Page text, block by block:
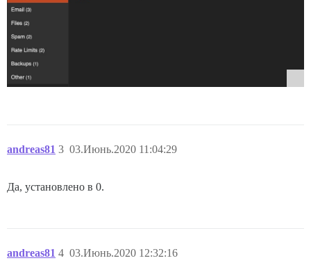
andreas81 03.Июнь.2020 11:04:29
3
Да, установлено в 0.
andreas81 03.Июнь.2020 12:32:16
4